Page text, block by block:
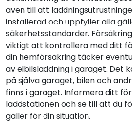
även till att
installerad och uppfyller alla
säkerhetsstandarder.
viktigt att kontrollera med ditt
din hemförsäkring täcker
av elbilsladdning i garaget. Det
på själva garaget, bilen och
finns i garaget. Informera ditt
laddstationen och se till att du
gäller för din situation.